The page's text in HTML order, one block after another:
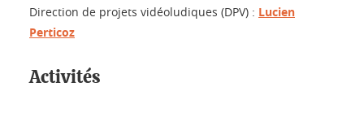
Direction de projets vidéoludiques (DPV) : Lucien
Perticoz
Activités